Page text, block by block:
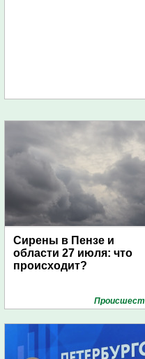
Сирены в Пензе и
области 27 июля: что
происходит?